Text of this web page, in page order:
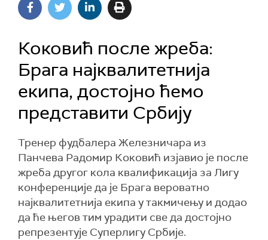
Коковић после жреба:
Брага најквалитетнија
екипа, достојно ћемо
представити Србију
Тренер фудбалера Железничара из
Панчева Радомир Коковић изјавио је после
жреба другог кола квалификација за Лигу
конференције да је Брага вероватно
најквалитетнија екипа у такмичењу и додао
да ће његов тим урадити све да достојно
репрезентује Суперлигу Србије.